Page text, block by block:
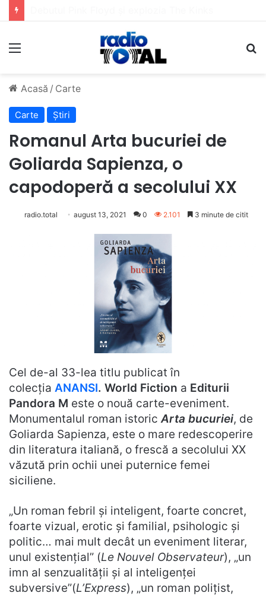
Meniu
Acasă / Carte
Carte Știri
Romanul Arta bucuriei de
Goliarda Sapienza, o
capodoperă a secolului XX
radio.total august 13, 2021 0 2.101 3 minute de citit
Cel de-al 33-lea titlu publicat în
colecția ANANSI. World Fiction a Editurii
Pandora M este o nouă carte-eveniment.
Monumentalul roman istoricArta bucuriei, de
Goliarda Sapienza, este o mare redescoperire
din literatura italiană, o frescă a secolului XX
văzută prin ochii unei puternice femei
siciliene.
„Un roman febril și inteligent, foarte concret,
foarte vizual, erotic și familial, psihologic și
politic… mai mult decât un eveniment literar,
unul existențial” (Le Nouvel Observateur), „un
imn al senzualității și al inteligenței
subversive”(L’Express), „un roman polițist,